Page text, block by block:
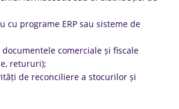
cu programe ERP sau sisteme de
comerciale și fiscale
retururi);
de reconciliere a stocurilor și